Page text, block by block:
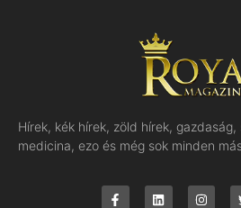
Hírek, kék hírek, zöld hírek,
medicina, ezo és még sok minden